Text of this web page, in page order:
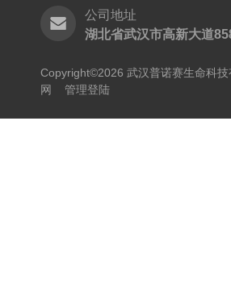
公司地址
湖北省武汉市高新大道
Copyright©2026 武汉普诺赛生命科
网
管理登陆